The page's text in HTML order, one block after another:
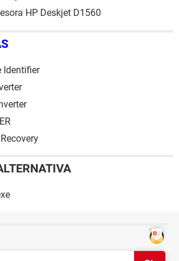
HP Deskjet D1560
Identifier